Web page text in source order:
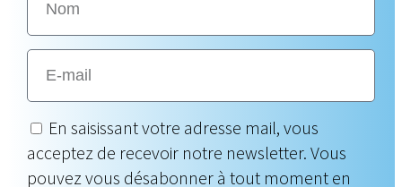
En saisissant votre adresse mail, vous
acceptez de recevoir notre newsletter. Vous
pouvez vous désabonner à tout moment en